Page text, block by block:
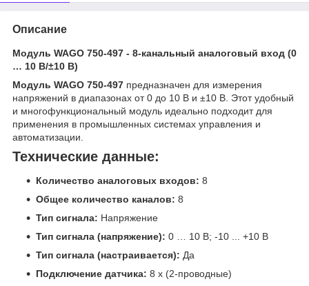
Описание
Модуль WAGO 750-497 - 8-канальный аналоговый вход (0
… 10 В/±10 В)
Модуль WAGO 750-497 предназначен для измерения
напряжений в диапазонах от 0 до 10 В и ±10 В. Этот удобный
и многофункциональный модуль идеально подходит для
применения в промышленных системах управления и
автоматизации.
Технические данные:
Количество аналоговых входов: 8
Общее количество каналов: 8
Тип сигнала: Напряжение
Тип сигнала (напряжение): 0 … 10 В; -10 ... +10 В
Тип сигнала (настраивается): Да
Подключение датчика: 8 x (2-проводные)